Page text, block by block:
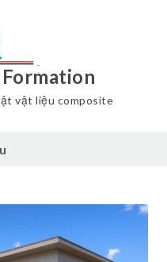
vật liệu composite